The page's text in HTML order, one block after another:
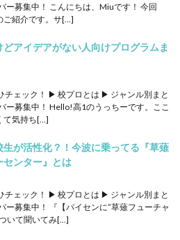
ー募集中！ こんにちは、Miuです！ 今回
ご紹介です。サ[…]
どアイデアがない人向けプログラムま
チェック！ ▶ 校プロとは ▶ ジャンル別まと
ー募集中！ Hello!高1のうっちーです。ここ
て気持ち[…]
生が活性化？！今波に乗ってる『草薙
センター』とは
チェック！ ▶ 校プロとは ▶ ジャンル別まと
ー募集中！ 『【パイセンに”草薙フューチャ
いて聞いてみ[…]